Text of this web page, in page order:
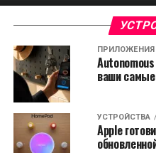
ПРИЛОЖЕНИЯ
ваши
УСТРОЙСТВА
Apple